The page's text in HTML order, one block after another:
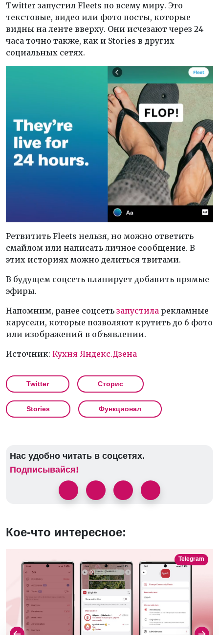
Twitter запустил Fleets по всему миру. Это
текстовые, видео или фото посты, которые
видны на ленте вверху. Они исчезают через 24
часа точно также, как и Stories в других
социальных сетях.
Ретвитить Fleets нельзя, но можно ответить
смайлом или написать личное сообщение. В
этих историях можно делиться твитами.
В будущем соцсеть планирует добавить прямые
эфиры.
Напомним, ранее соцсеть запустила рекламные
карусели, которые позволяют крутить до 6 фото
или изображений в объявлении.
Источник: Кухня Яндекс.Дзена
Twitter Сторис
Stories Функционал
Нас удобно читать в соцсетях.
Подписывайся!
Кое-что интересное:
Telegram